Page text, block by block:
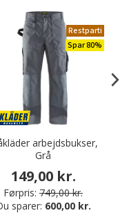
Restparti
Spar 80%
arbejdsbukser,
Grå
149,00 kr.
Førpris: 749,00 kr.
sparer: 600,00 kr.